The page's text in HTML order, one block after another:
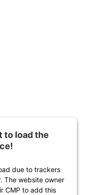
to load the
due to trackers
The website owner
CMP to add this